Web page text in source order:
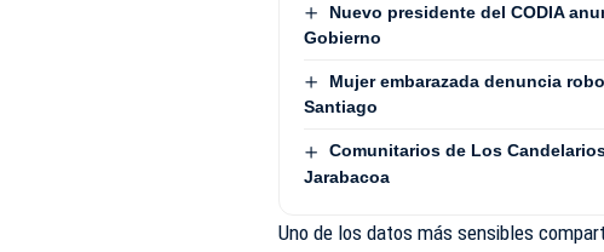
Nuevo presidente del CODIA
Gobierno
Mujer embarazada denuncia
Santiago
Comunitarios de Los
Jarabacoa
Uno de los datos más sensibles